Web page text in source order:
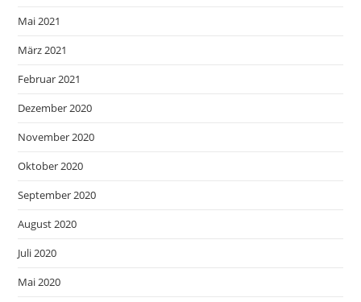
Mai 2021
März 2021
Februar 2021
Dezember 2020
November 2020
Oktober 2020
September 2020
August 2020
Juli 2020
Mai 2020